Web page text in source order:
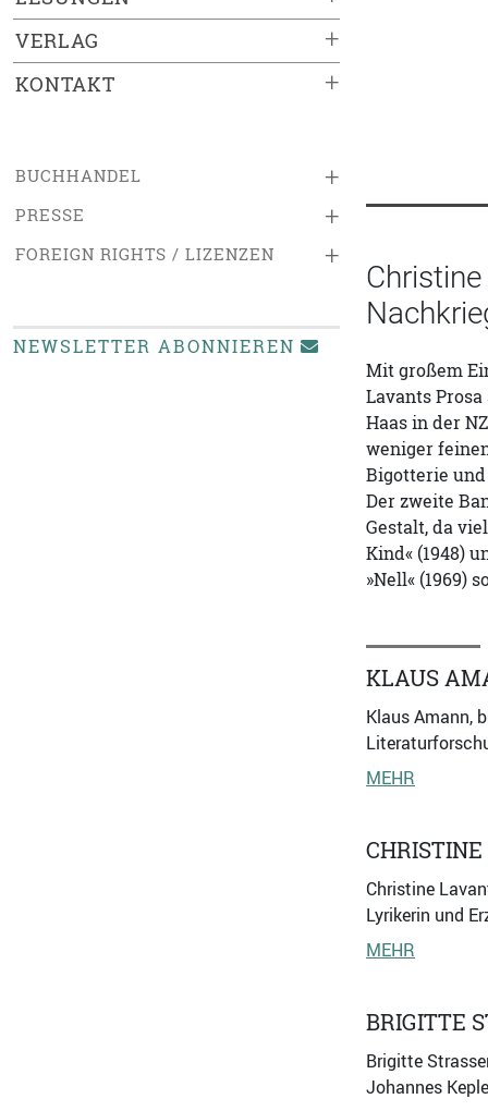
+
VERLAG
+
KONTAKT
+
BUCHHANDEL
+
PRESSE
+
FOREIGN RIGHTS / LIZENZEN
NEWSLETTER ABONNIEREN
Mit großem
Lavants
Haas in der
weniger
Bigotterie
Der zweite
Gestalt, da
Kind« (1948)
»Nell« (1969)
KLAUS
Klaus Amann,
MEHR
Christine
Lyrikerin und
MEHR
BRIGITTE
Brigitte
Johannes